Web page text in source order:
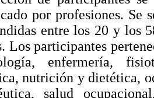
por profesiones. Se
entre los 20 y los
Los participantes
enfermería,
nutrición y dietética,
salud